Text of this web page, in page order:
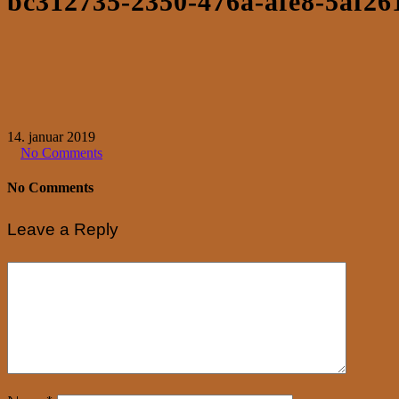
14. januar 2019
No Comments
No Comments
Leave a Reply